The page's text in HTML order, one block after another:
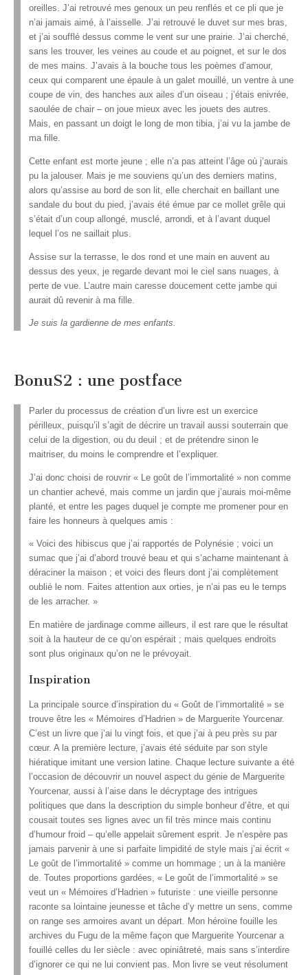
oreilles. J’ai retrouvé mes genoux un peu renflés et ce pli que je
n’ai jamais aimé, à l’aisselle. J’ai retrouvé le duvet sur mes bras,
et j’ai soufflé dessus comme le vent sur une prairie. J’ai cherché,
sans les trouver, les veines au coude et au poignet, et sur le dos
de mes mains. J’avais à la bouche tous les poèmes d’amour,
ceux qui comparent une épaule à un galet mouillé, un ventre à une
coupe de vin, des hanches aux ailes d’un oiseau ; j’étais enivrée,
saoulée de chair – on joue mieux avec les jouets des autres.
Mais, en passant un doigt le long de mon tibia, j’ai vu la jambe de
ma fille.
Cette enfant est morte jeune ; elle n’a pas atteint l’âge où j’aurais
pu la jalouser. Mais je me souviens qu’un des derniers matins,
alors qu’assise au bord de son lit, elle cherchait en baillant une
sandale du bout du pied, j’avais été émue par ce mollet grêle qui
s’était d’un coup allongé, musclé, arrondi, et à l’avant duquel
lequel l’os ne saillait plus.
Assise sur la terrasse, le dos rond et une main en auvent au
dessus des yeux, je regarde devant moi le ciel sans nuages, à
perte de vue. L’autre main caresse doucement cette jambe qui
aurait dû revenir à ma fille.
Je suis la gardienne de mes enfants.
BonuS2 : une postface
Parler du processus de création d’un livre est un exercice
périlleux, puisqu’il s’agit de décrire un travail aussi souterrain que
celui de la digestion, ou du deuil ; et de prétendre sinon le
maitriser, du moins le comprendre et l’expliquer.
J’ai donc choisi de rouvrir « Le goût de l’immortalité » non comme
un chantier achevé, mais comme un jardin que j’aurais moi-même
planté, et entre les pages duquel je compte me promener pour en
faire les honneurs à quelques amis :
« Voici des hibiscus que j’ai rapportés de Polynésie ; voici un
sumac que j’ai d’abord trouvé beau et qui s’acharne maintenant à
déraciner la maison ; et voici des fleurs dont j’ai complètement
oublié le nom. Faites attention aux orties, je n’ai pas eu le temps
de les arracher. »
En matière de jardinage comme ailleurs, il est rare que le résultat
soit à la hauteur de ce qu’on espérait ; mais quelques endroits
sont plus originaux qu’on ne le prévoyait.
Inspiration
La principale source d’inspiration du « Goût de l’immortalité » se
trouve être les « Mémoires d’Hadrien » de Marguerite Yourcenar.
C’est un livre que j’ai lu vingt fois, et que j’ai à peu près su par
cœur. A la première lecture, j’avais été séduite par son style
hiératique imitant une version latine. Chaque lecture suivante a été
l’occasion de découvrir un nouvel aspect du génie de Marguerite
Yourcenar, aussi à l’aise dans le décryptage des intrigues
politiques que dans la description du simple bonheur d’être, et qui
cousait toutes ses lignes avec un fil très mince mais continu
d’humour froid – qu’elle appelait sûrement esprit. Je n’espère pas
jamais parvenir à une si parfaite limpidité de style mais j’ai écrit «
Le goût de l’immortalité » comme un hommage ; un à la manière
de. Toutes proportions gardées, « Le goût de l’immortalité » se
veut un « Mémoires d’Hadrien » futuriste : une vieille personne
raconte sa lointaine jeunesse et tâche d’y mettre un sens, comme
on range ses armoires avant un départ. Mon héroïne fouille les
archives du Fugu de la même façon que Marguerite Yourcenar a
fouillé celles du Ier siècle : avec opiniâtreté, mais sans s’interdire
d’ignorer ce qui ne lui convient pas. Mon livre se veut résolument